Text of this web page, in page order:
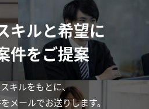
キルと希望に
件をご提案
キルをもとに、
メールでお送りします。